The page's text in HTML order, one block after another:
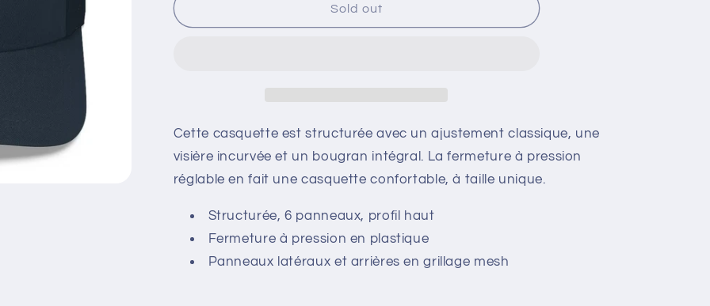
cap
cap
Sold out
Cette casquette est structurée avec un ajustement classique, une
visière incurvée et un bougran intégral. La fermeture à pression
réglable en fait une casquette confortable, à taille unique.
Structurée, 6 panneaux, profil haut
Fermeture à pression en plastique
Panneaux latéraux et arrières en grillage mesh